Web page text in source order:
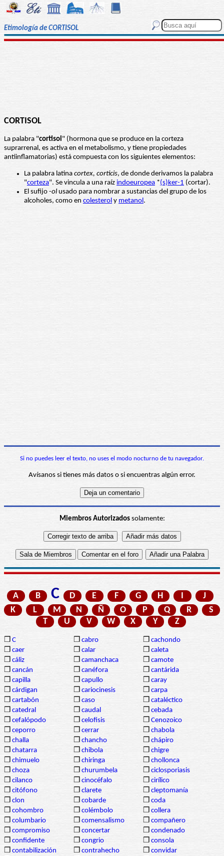
Etimología de CORTISOL
CORTISOL
La palabra "cortisol" (hormona que se produce en la corteza
suprarrenal, es activa en el metabolismo, y tiene propiedades
antiinflamatorias) está compuesta con los siguientes elementos:
La palabra latina cortex, corticis, de donde derivamos la palabra
"corteza". Se vincula a una raíz indoeuropea *(s)ker-1 (cortar).
El sufijo -ol usado para nombrar a sustancias del grupo de los
alcoholes, como en colesterol y metanol.
Si no puedes leer el texto, no uses el modo nocturno de tu navegador.
Avísanos si tienes más datos o si encuentras algún error.
Miembros Autorizadossolamente:
A B C D E F G H I
J
K
L M N Ñ O P Q R
S
T
U V W X Y Z
❒ C ❒ cabro ❒ cachondo
❒ caer ❒ calar ❒ caleta
❒ cáliz ❒ camanchaca ❒ camote
❒ cancán ❒ canéfora ❒ cantárida
❒ capilla ❒ capullo ❒ caray
❒ cárdigan ❒ cariocinesis ❒ carpa
❒ cartabón ❒ caso ❒ cataléctico
❒ catedral ❒ caudal ❒ cebada
❒ cefalópodo ❒ celofisis ❒ Cenozoico
❒ ceporro ❒ cerrar ❒ chabola
❒ challa ❒ chancho ❒ chápiro
❒ chatarra ❒ chibola ❒ chigre
❒ chimuelo ❒ chiringa ❒ chollonca
❒ choza ❒ churumbela ❒ ciclosporiasis
❒ cilanco ❒ cinocéfalo ❒ cirílico
❒ citófono ❒ clarete ❒ cleptomanía
❒ clon ❒ cobarde ❒ coda
❒ cohombro ❒ colémbolo ❒ collera
❒ columbario ❒ comensalismo ❒ compañero
❒ compromiso ❒ concertar ❒ condenado
❒ confidente ❒ congrio ❒ consola
❒ contabilización ❒ contrahecho ❒ convidar